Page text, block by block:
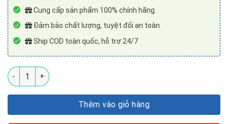
Cung cấp sản phẩm 100% chính hãng.
Đảm bảo chất lượng, tuyệt đối an toàn
Ship COD toàn quốc, hỗ trợ 24/7
Máy ép chậm KUCHEN KU1206 máy ép trái cây số lượng
Thêm vào giỏ hàng